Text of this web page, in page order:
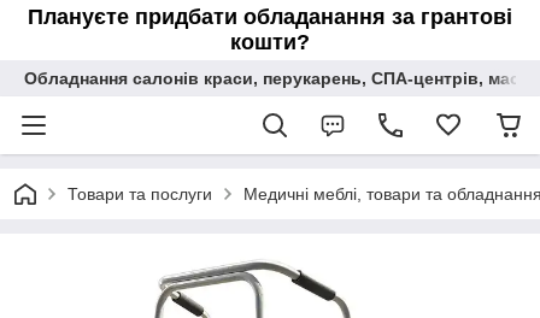
Плануєте придбати обладанання за грантові
кошти?
Обладнання салонів краси, перукарень, СПА-центрів,
Товари та послуги Медичні меблі, товари та обладнання